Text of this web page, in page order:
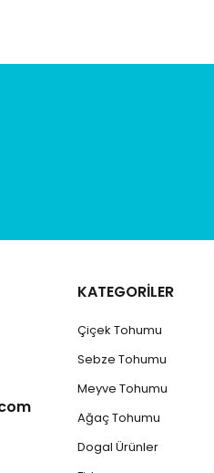
KATEGORİLER
Çiçek Tohumu
Sebze Tohumu
Meyve Tohumu
Ağaç Tohumu
Dogal Ürünler